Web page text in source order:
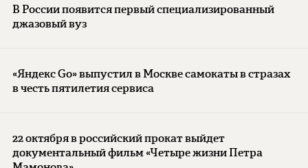
В России появится первый специализированный
джазовый вуз
«Яндекс Go» выпустил в Москве самокаты в стразах
в честь пятилетия сервиса
22 октября в российский прокат выйдет
документальный фильм «Четыре жизни Петра